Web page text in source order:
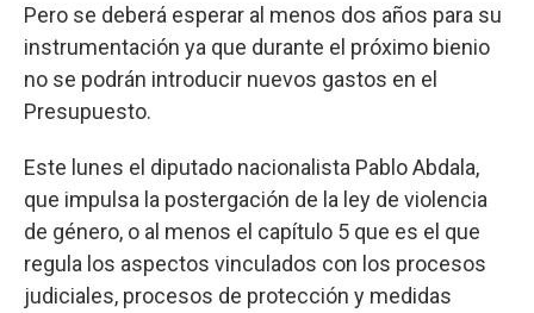
Pero se deberá esperar al menos dos años para su
instrumentación ya que durante el próximo bienio
no se podrán introducir nuevos gastos en el
Presupuesto.
Este lunes el diputado nacionalista Pablo Abdala,
que impulsa la postergación de la ley de violencia
de género, o al menos el capítulo 5 que es el que
regula los aspectos vinculados con los procesos
judiciales, procesos de protección y medidas